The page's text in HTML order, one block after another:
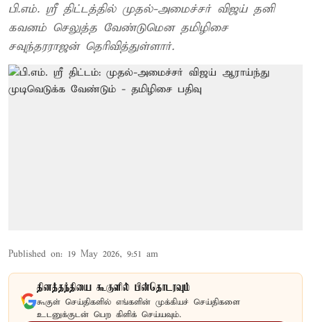
பி.எம். ஸ்ரீ திட்டத்தில் முதல்-அமைச்சர் விஜய் தனி
கவனம் செலுத்த வேண்டுமென தமிழிசை
சவுந்தரராஜன் தெரிவித்துள்ளார்.
Published on: 19 May 2026, 9:51 am
தினத்தந்தியை கூகுளில் பின்தொடரவும்
கூகுள் செய்திகளில் எங்களின் முக்கியச் செய்திகளை
உடனுக்குடன் பெற கிளிக் செய்யவும்.